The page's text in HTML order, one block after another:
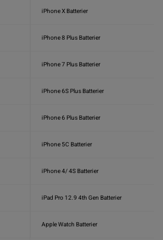
iPhone X Batterier
iPhone 8 Plus Batterier
iPhone 7 Plus Batterier
iPhone 6S Plus Batterier
iPhone 6 Plus Batterier
iPhone 5C Batterier
iPhone 4/ 4S Batterier
iPad Pro 12.9 4th Gen Batterier
Apple Watch Batterier